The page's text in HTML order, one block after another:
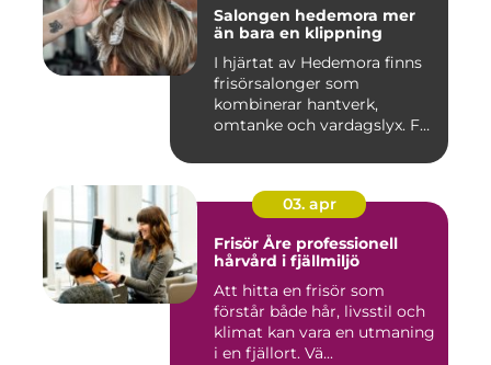
Salongen hedemora mer
än bara en klippning
I hjärtat av Hedemora finns
frisörsalonger som
kombinerar hantverk,
omtanke och vardagslyx. För
03. apr
Frisör Åre professionell
hårvård i fjällmiljö
Att hitta en frisör som
förstår både hår, livsstil och
klimat kan vara en utmaning
i en fjällort. Vä...